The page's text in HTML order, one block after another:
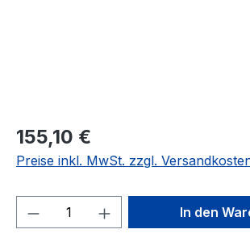
155,10 €
Preise inkl. MwSt. zzgl.
Produkt Anzahl: Gib den
In den